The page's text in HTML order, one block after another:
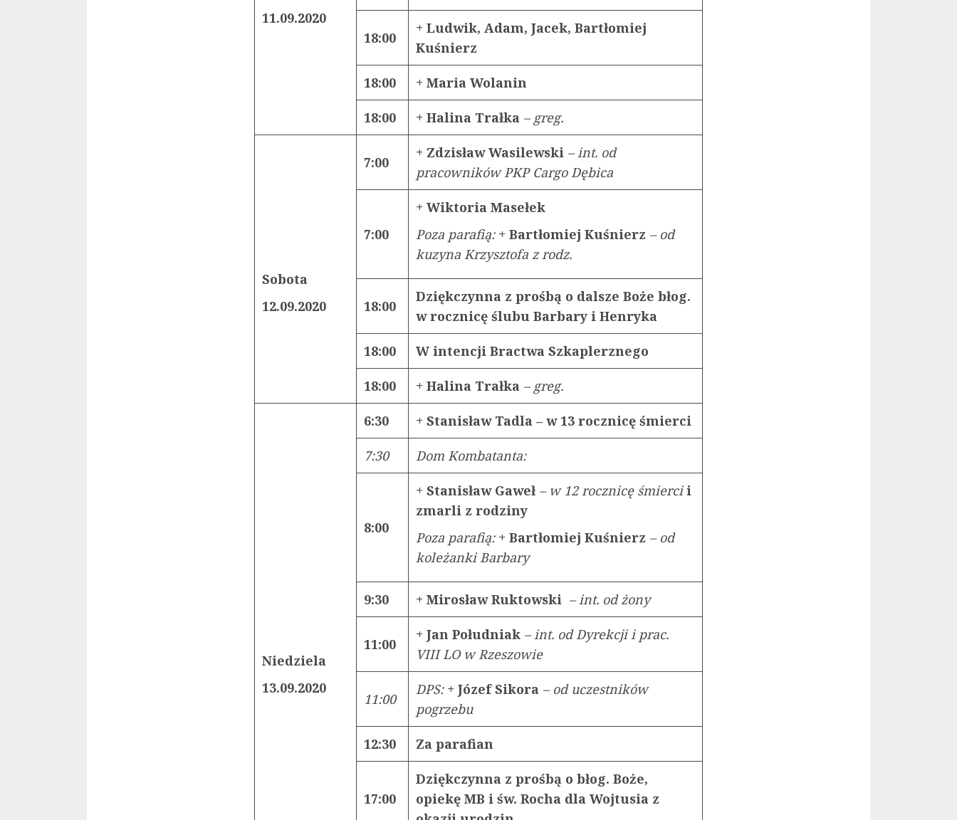
11.09.2020
18:00
+ Ludwik, Adam, Jacek, Bartłomiej
Kuśnierz
18:00 + Maria Wolanin
18:00 + Halina Trałka – greg.
Sobota
12.09.2020
7:00
+ Zdzisław Wasilewski – int. od
pracowników PKP Cargo Dębica
7:00
+ Wiktoria Masełek
Poza parafią:+ Bartłomiej Kuśnierz – od
kuzyna Krzysztofa z rodz.
18:00
Dziękczynna z prośbą o dalsze Boże błog.
w rocznicę ślubu Barbary i Henryka
18:00 W intencji Bractwa Szkaplerznego
18:00 + Halina Trałka – greg.
Niedziela
13.09.2020
6:30 + Stanisław Tadla – w 13 rocznicę śmierci
7:30 Dom Kombatanta:
8:00
+ Stanisław Gaweł – w 12 rocznicę śmiercii
zmarli z rodziny
Poza parafią:+ Bartłomiej Kuśnierz – od
koleżanki Barbary
9:30 + Mirosław Ruktowski – int. od żony
11:00
+ Jan Południak – int. od Dyrekcji i prac.
VIII LO w Rzeszowie
11:00
DPS:+ Józef Sikora – od uczestników
pogrzebu
12:30 Za parafian
17:00
Dziękczynna z prośbą o błog. Boże,
opiekę MB i św. Rocha dla Wojtusia z